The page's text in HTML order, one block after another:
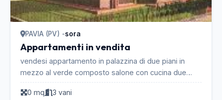
PAVIA (PV) -sora
Appartamenti in vendita
vendesi appartamento in palazzina di due piani in
mezzo al verde composto salone con cucina due
camere un bagno box cantina al piano terra giardino
d...0 mq 3 vani